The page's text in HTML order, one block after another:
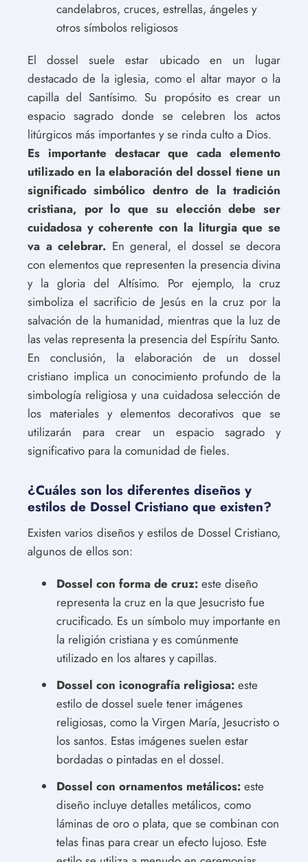
candelabros, cruces, estrellas, ángeles y
otros símbolos religiosos
El dossel suele estar ubicado en un lugar
destacado de la iglesia, como el altar mayor o la
capilla del Santísimo. Su propósito es crear un
espacio sagrado donde se celebren los actos
litúrgicos más importantes y se rinda culto a Dios.
Es importante destacar que cada elemento
utilizado en la elaboración del dossel tiene un
significado simbólico dentro de la tradición
cristiana, por lo que su elección debe ser
cuidadosa y coherente con la liturgia que se
va a celebrar. En general, el dossel se decora
con elementos que representen la presencia divina
y la gloria del Altísimo. Por ejemplo, la cruz
simboliza el sacrificio de Jesús en la cruz por la
salvación de la humanidad, mientras que la luz de
las velas representa la presencia del Espíritu Santo.
En conclusión, la elaboración de un dossel
cristiano implica un conocimiento profundo de la
simbología religiosa y una cuidadosa selección de
los materiales y elementos decorativos que se
utilizarán para crear un espacio sagrado y
significativo para la comunidad de fieles.
¿Cuáles son los diferentes diseños y
estilos de Dossel Cristiano que existen?
Existen varios diseños y estilos de Dossel Cristiano,
algunos de ellos son:
Dossel con forma de cruz: este diseño
representa la cruz en la que Jesucristo fue
crucificado. Es un símbolo muy importante en
la religión cristiana y es comúnmente
utilizado en los altares y capillas.
Dossel con iconografía religiosa: este
estilo de dossel suele tener imágenes
religiosas, como la Virgen María, Jesucristo o
los santos. Estas imágenes suelen estar
bordadas o pintadas en el dossel.
Dossel con ornamentos metálicos: este
diseño incluye detalles metálicos, como
láminas de oro o plata, que se combinan con
telas finas para crear un efecto lujoso. Este